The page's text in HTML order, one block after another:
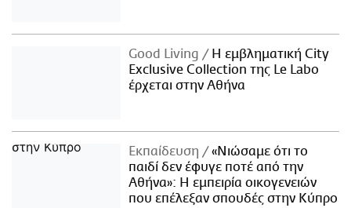
Good Living
Η εμβληματική City
Exclusive Collection της Le Labo
έρχεται στην Αθήνα
Εκπαίδευση
«Νιώσαμε ότι το
παιδί δεν έφυγε ποτέ από την
Αθήνα»: Η εμπειρία οικογενειών
που επέλεξαν σπουδές στην Κύπρο